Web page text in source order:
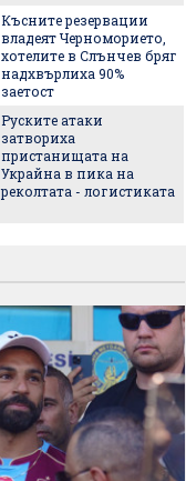
Късните резервации
владеят Черноморието,
хотелите в Слънчев бряг
надхвърлиха 90%
заетост
Руските атаки
затвориха
пристанищата на
Украйна в пика на
реколтата - логистиката